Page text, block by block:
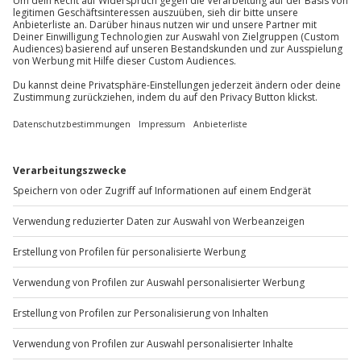
vegetarisch, vegan) auf Anfrage möglich
Mo-Fr: 8-20 Uhr | Sa: 10-16 Uhr
Du möchtest als Firma bestellen?
Mo-Fr: 9-17 Uhr
b2b@jochen-schweizer.de
www.b2b.jochen-schweizer.de/
Artikelnummer: 48024
Andere Produkte entdecken